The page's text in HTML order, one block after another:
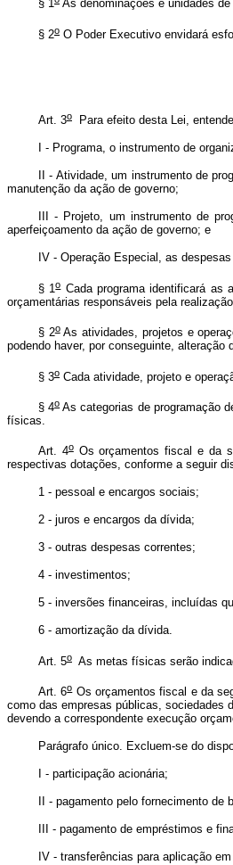
§ 1 As denominações e unidades
§ 2o O Poder Executivo envidará
Art. 3o Para efeito desta Lei,
I - Programa, o instrumento de
II - Atividade, um instrumento de
manutenção da ação de governo;
III - Projeto, um instrumento de
aperfeiçoamento da ação de governo; e
IV - Operação Especial, as
§ 1oCada programa identificará as
orçamentárias responsáveis pela
§ 2oAs atividades, projetos e
podendo haver, por conseguinte,
§ 3o Cada atividade, projeto e
§ 4oAs categorias de programação
físicas.
Art. 4oOs orçamentos fiscal e da
respectivas dotações, conforme a seguir
1 - pessoal e encargos sociais;
2 - juros e encargos da dívida;
3 - outras despesas correntes;
4 - investimentos;
5 - inversões financeiras, incluídas
6 - amortização da dívida.
Art. 5o As metas físicas serão
Art. 6oOs orçamentos fiscal e da
como das empresas públicas, sociedades
devendo a correspondente execução
Parágrafo único. Excluem-se do
I - participação acionária;
II - pagamento pelo fornecimento
III - pagamento de empréstimos e
IV - transferências para aplicação